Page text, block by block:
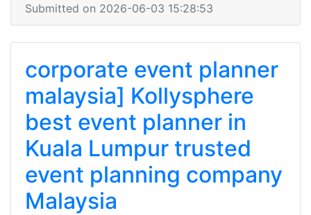
Submitted on 2026-06-03 15:28:53
corporate event planner
malaysia] Kollysphere
best event planner in
Kuala Lumpur trusted
event planning company
Malaysia